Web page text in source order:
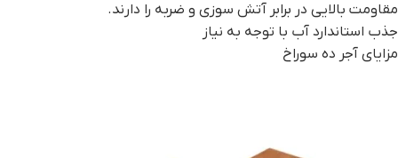
مقاومت بالایی در برابر آتش سوزی و ضربه را دارند.
جذب استاندارد آب با توجه به نیاز
مزایای آجر ده سوراخ